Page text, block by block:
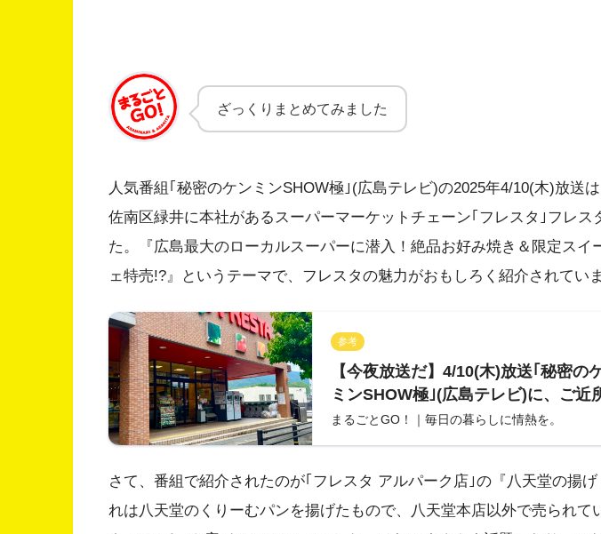
ざっくりまとめてみました
人気番組｢秘密のケンミンSHOW極｣(広島テレビ)の2025年4/10(木)放送
佐南区緑井に本社があるスーパーマーケットチェーン｢フレスタ｣フレス
た。『広島最大のローカルスーパーに潜入！絶品お好み焼き＆限定スイ
ェ特売!?』というテーマで、フレスタの魅力がおもしろく紹介されていま
参考
【今夜放送だ】4/10(木)放送｢秘密の
ミンSHOW極｣(広島テレビ)に、ご近
ーパーのフレスタが登場。お好み焼き
まるごとGO！｜毎日の暮らしに情熱を。
さて、番組で紹介されたのが｢フレスタ アルパーク店｣の『八天堂の揚
れは八天堂のくりーむパンを揚げたもので、八天堂本店以外で売られて